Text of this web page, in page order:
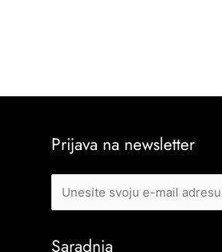
Prijava na newsletter
Saradnja